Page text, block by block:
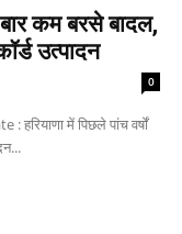
कम बरसे बादल,
उत्पादन
0
में पिछले पांच वर्षों